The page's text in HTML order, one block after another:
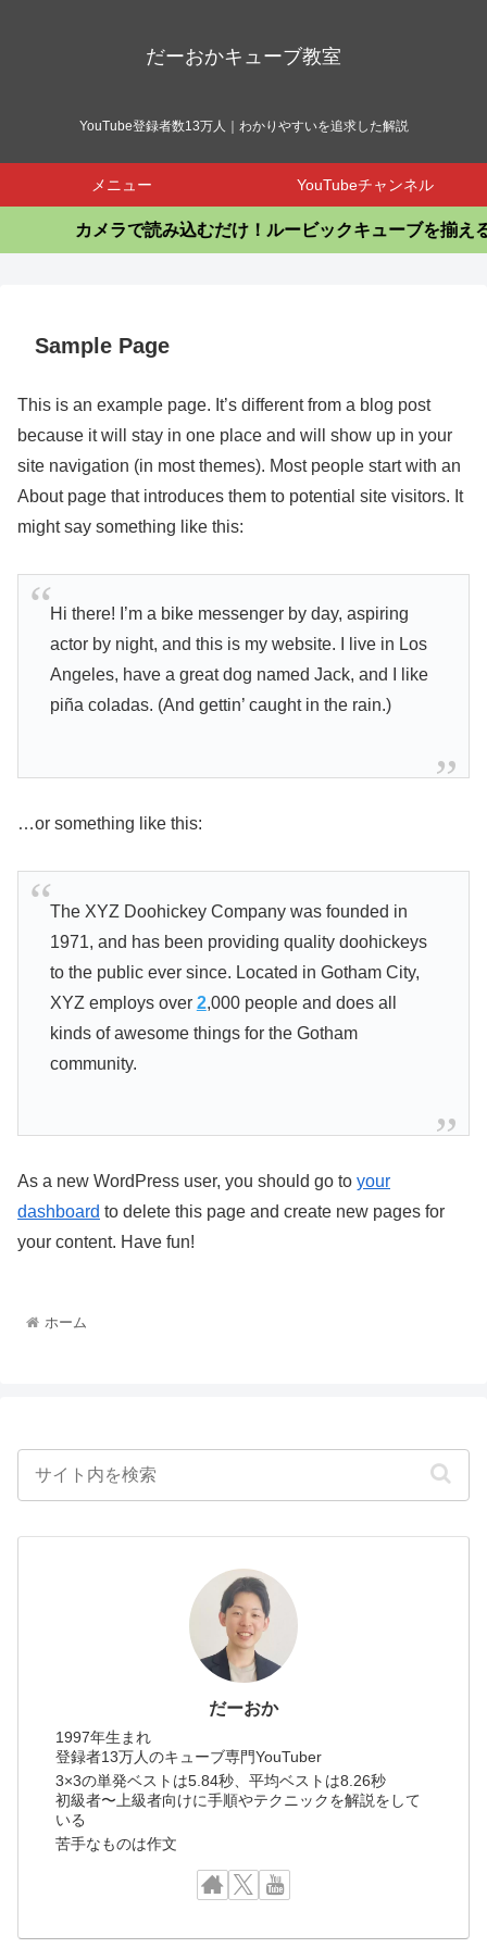
だーおかキューブ教室
YouTube登録者数13万人｜わかりやすいを追求した解説
メニュー YouTubeチャンネル
カメラで読み込むだけ！ルービックキューブを揃える
Sample Page
This is an example page. It’s different from a blog post
because it will stay in one place and will show up in your
site navigation (in most themes). Most people start with an
About page that introduces them to potential site visitors. It
might say something like this:
Hi there! I’m a bike messenger by day, aspiring
actor by night, and this is my website. I live in Los
Angeles, have a great dog named Jack, and I like
piña coladas. (And gettin’ caught in the rain.)
…or something like this:
The XYZ Doohickey Company was founded in
1971, and has been providing quality doohickeys
to the public ever since. Located in Gotham City,
XYZ employs over 2,000 people and does all
kinds of awesome things for the Gotham
community.
As a new WordPress user, you should go to your
dashboard to delete this page and create new pages for
your content. Have fun!
ホーム
だーおか
1997年生まれ
登録者13万人のキューブ専門YouTuber
3×3の単発ベストは5.84秒、平均ベストは8.26秒
初級者〜上級者向けに手順やテクニックを解説をして
いる
苦手なものは作文